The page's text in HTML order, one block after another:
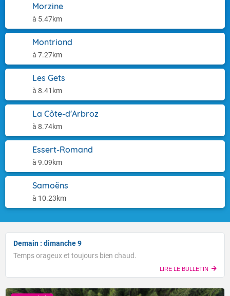
Morzine
à 5.47km
Montriond
à 7.27km
Les Gets
à 8.41km
La Côte-d'Arbroz
à 8.74km
Essert-Romand
à 9.09km
Samoëns
à 10.23km
Demain : dimanche 9
Temps orageux et toujours bien chaud.
LIRE LE BULLETIN